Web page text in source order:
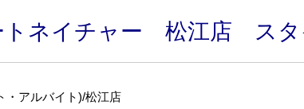
トネイチャー 松江店 スタ
・アルバイト)/松江店